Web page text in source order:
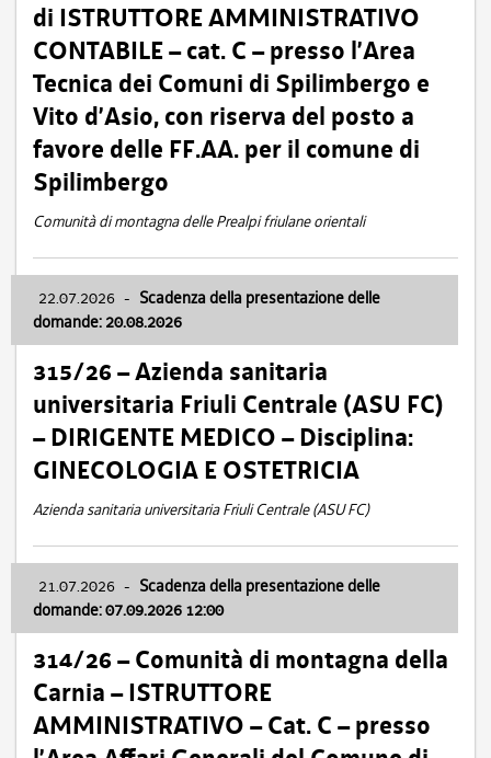
di ISTRUTTORE AMMINISTRATIVO
CONTABILE – cat. C – presso l’Area
Tecnica dei Comuni di Spilimbergo e
Vito d’Asio, con riserva del posto a
favore delle FF.AA. per il comune di
Spilimbergo
Comunità di montagna delle Prealpi friulane orientali
22.07.2026 - Scadenza della presentazione delle
domande: 20.08.2026
315/26 – Azienda sanitaria
universitaria Friuli Centrale (ASU FC)
– DIRIGENTE MEDICO – Disciplina:
GINECOLOGIA E OSTETRICIA
Azienda sanitaria universitaria Friuli Centrale (ASU FC)
21.07.2026 - Scadenza della presentazione delle
domande: 07.09.2026 12:00
314/26 – Comunità di montagna della
Carnia – ISTRUTTORE
AMMINISTRATIVO – Cat. C – presso